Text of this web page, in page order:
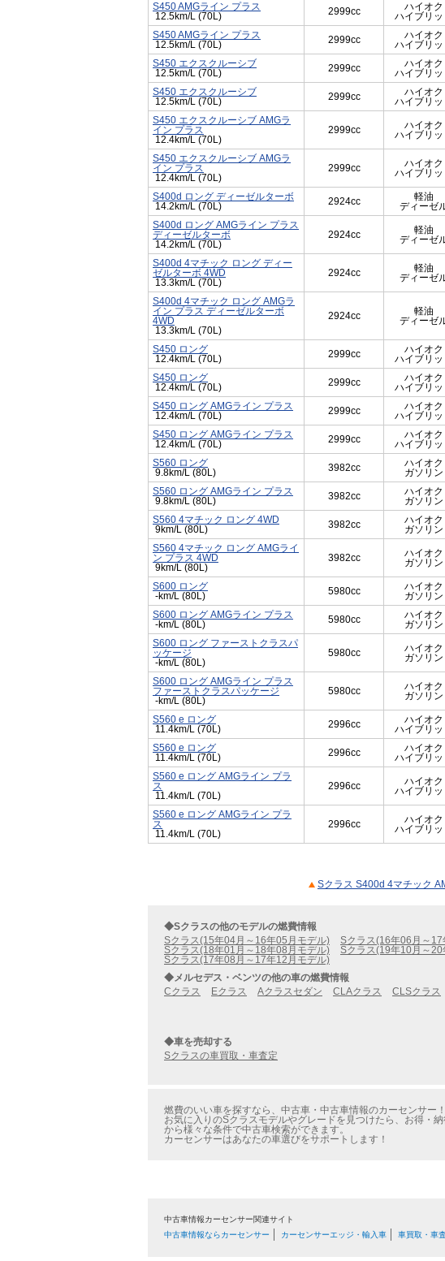
S450 AMGライン プラス
12.5km/L (70L)
2999cc
ハイオク
ハイブリッ
S450 AMGライン プラス
12.5km/L (70L)
2999cc
ハイオク
ハイブリッ
S450 エクスクルーシブ
12.5km/L (70L)
2999cc
ハイオク
ハイブリッ
S450 エクスクルーシブ
12.5km/L (70L)
2999cc
ハイオク
ハイブリッ
S450 エクスクルーシブ AMGラ
イン プラス
12.4km/L (70L)
2999cc
ハイオク
ハイブリッ
S450 エクスクルーシブ AMGラ
イン プラス
12.4km/L (70L)
2999cc
ハイオク
ハイブリッ
S400d ロング ディーゼルターボ
14.2km/L (70L)
2924cc
軽油
ディーゼ
S400d ロング AMGライン プラス
ディーゼルターボ
14.2km/L (70L)
2924cc
軽油
ディーゼ
S400d 4マチック ロング ディー
ゼルターボ 4WD
13.3km/L (70L)
2924cc
軽油
ディーゼ
S400d 4マチック ロング AMGラ
イン プラス ディーゼルターボ
4WD
13.3km/L (70L)
2924cc
軽油
ディーゼ
S450 ロング
12.4km/L (70L)
2999cc
ハイオク
ハイブリッ
S450 ロング
12.4km/L (70L)
2999cc
ハイオク
ハイブリッ
S450 ロング AMGライン プラス
12.4km/L (70L)
2999cc
ハイオク
ハイブリッ
S450 ロング AMGライン プラス
12.4km/L (70L)
2999cc
ハイオク
ハイブリッ
S560 ロング
9.8km/L (80L)
3982cc
ハイオク
ガソリン
S560 ロング AMGライン プラス
9.8km/L (80L)
3982cc
ハイオク
ガソリン
S560 4マチック ロング 4WD
9km/L (80L)
3982cc
ハイオク
ガソリン
S560 4マチック ロング AMGライ
ン プラス 4WD
9km/L (80L)
3982cc
ハイオク
ガソリン
S600 ロング
-km/L (80L)
5980cc
ハイオク
ガソリン
S600 ロング AMGライン プラス
-km/L (80L)
5980cc
ハイオク
ガソリン
S600 ロング ファーストクラスパ
ッケージ
-km/L (80L)
5980cc
ハイオク
ガソリン
S600 ロング AMGライン プラス
ファーストクラスパッケージ
-km/L (80L)
5980cc
ハイオク
ガソリン
S560 e ロング
11.4km/L (70L)
2996cc
ハイオク
ハイブリッ
S560 e ロング
11.4km/L (70L)
2996cc
ハイオク
ハイブリッ
S560 e ロング AMGライン プラ
ス
11.4km/L (70L)
2996cc
ハイオク
ハイブリッ
S560 e ロング AMGライン プラ
ス
11.4km/L (70L)
2996cc
ハイオク
ハイブリッ
Sクラス S400d 4マチック
◆Sクラスの他のモデルの燃費情報
Sクラス(15年04月～16年05月モデル)
Sクラス(16年06月～
Sクラス(18年01月～18年08月モデル)
Sクラス(19年10月～
Sクラス(17年08月～17年12月モデル)
◆メルセデス・ベンツの他の車の燃費情報
Cクラス
Eクラス Aクラスセダン CLAクラス CLSクラス
◆車を売却する
Sクラスの車買取・車査定
燃費のいい車を探すなら、中古車・中古車情報のカーセンサー
お気に入りのSクラスモデルやグレードを見つけたら、お得・
から様々な条件で中古車検索ができます。
カーセンサーはあなたの車選びをサポートします！
中古車情報カーセンサー関連サイト
中古車情報ならカーセンサー
カーセンサーエッジ・輸入車 車買取・車